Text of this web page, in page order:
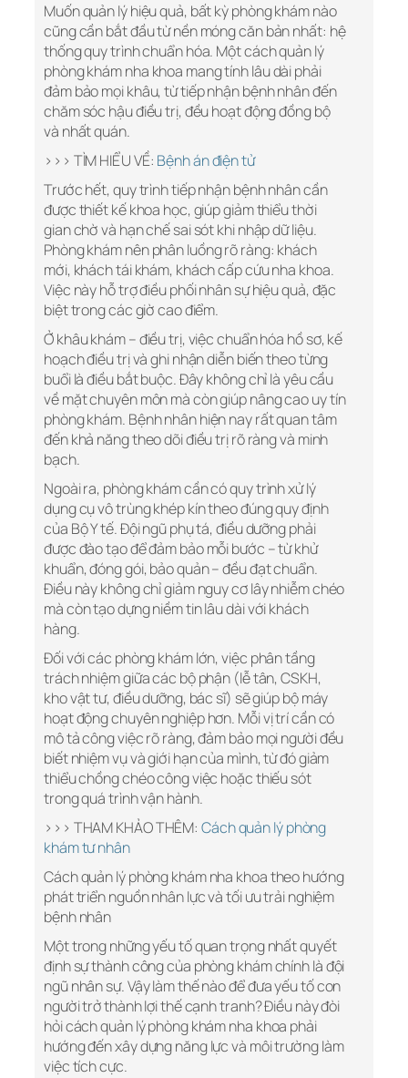
Muốn quản lý hiệu quả, bất kỳ phòng khám nào
cũng cần bắt đầu từ nền móng căn bản nhất: hệ
thống quy trình chuẩn hóa. Một cách quản lý
phòng khám nha khoa mang tính lâu dài phải
đảm bảo mọi khâu, từ tiếp nhận bệnh nhân đến
chăm sóc hậu điều trị, đều hoạt động đồng bộ
và nhất quán.
>>> TÌM HIỂU VỀ: Bệnh án điện tử
Trước hết, quy trình tiếp nhận bệnh nhân cần
được thiết kế khoa học, giúp giảm thiểu thời
gian chờ và hạn chế sai sót khi nhập dữ liệu.
Phòng khám nên phân luồng rõ ràng: khách
mới, khách tái khám, khách cấp cứu nha khoa.
Việc này hỗ trợ điều phối nhân sự hiệu quả, đặc
biệt trong các giờ cao điểm.
Ở khâu khám – điều trị, việc chuẩn hóa hồ sơ, kế
hoạch điều trị và ghi nhận diễn biến theo từng
buổi là điều bắt buộc. Đây không chỉ là yêu cầu
về mặt chuyên môn mà còn giúp nâng cao uy tín
phòng khám. Bệnh nhân hiện nay rất quan tâm
đến khả năng theo dõi điều trị rõ ràng và minh
bạch.
Ngoài ra, phòng khám cần có quy trình xử lý
dụng cụ vô trùng khép kín theo đúng quy định
của Bộ Y tế. Đội ngũ phụ tá, điều dưỡng phải
được đào tạo để đảm bảo mỗi bước – từ khử
khuẩn, đóng gói, bảo quản – đều đạt chuẩn.
Điều này không chỉ giảm nguy cơ lây nhiễm chéo
mà còn tạo dựng niềm tin lâu dài với khách
hàng.
Đối với các phòng khám lớn, việc phân tầng
trách nhiệm giữa các bộ phận (lễ tân, CSKH,
kho vật tư, điều dưỡng, bác sĩ) sẽ giúp bộ máy
hoạt động chuyên nghiệp hơn. Mỗi vị trí cần có
mô tả công việc rõ ràng, đảm bảo mọi người đều
biết nhiệm vụ và giới hạn của mình, từ đó giảm
thiểu chồng chéo công việc hoặc thiếu sót
trong quá trình vận hành.
>>> THAM KHẢO THÊM: Cách quản lý phòng
khám tư nhân
Cách quản lý phòng khám nha khoa theo hướng
phát triển nguồn nhân lực và tối ưu trải nghiệm
bệnh nhân
Một trong những yếu tố quan trọng nhất quyết
định sự thành công của phòng khám chính là đội
ngũ nhân sự. Vậy làm thế nào để đưa yếu tố con
người trở thành lợi thế cạnh tranh? Điều này đòi
hỏi cách quản lý phòng khám nha khoa phải
hướng đến xây dựng năng lực và môi trường làm
việc tích cực.